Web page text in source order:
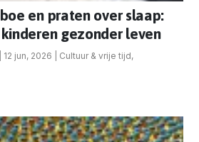
en praten over slaap:
gezonder leven
12 jun, 2026 Cultuur & vrije tijd,